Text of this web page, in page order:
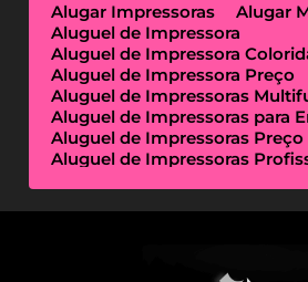
Alugar Impressoras
Alugar
Aluguel de Impressora
Aluguel de Impressora
Aluguel de Impressora Preço
Aluguel de Impressoras
Aluguel de Impressoras para
Aluguel de Impressoras Preço
Aluguel de Impressoras